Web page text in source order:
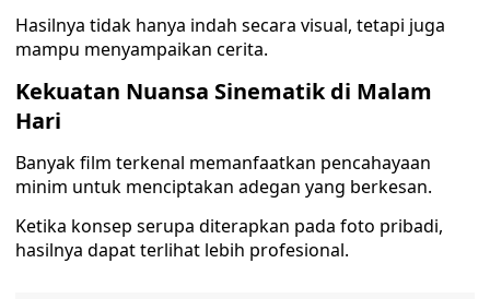
Hasilnya tidak hanya indah secara visual, tetapi juga
mampu menyampaikan cerita.
Kekuatan Nuansa Sinematik di Malam
Hari
Banyak film terkenal memanfaatkan pencahayaan
minim untuk menciptakan adegan yang berkesan.
Ketika konsep serupa diterapkan pada foto pribadi,
hasilnya dapat terlihat lebih profesional.